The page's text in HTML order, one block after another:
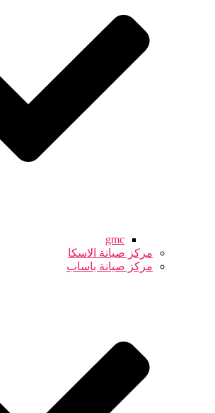
gmc
مركز صيانة الاسكا
مركز صيانة باساب